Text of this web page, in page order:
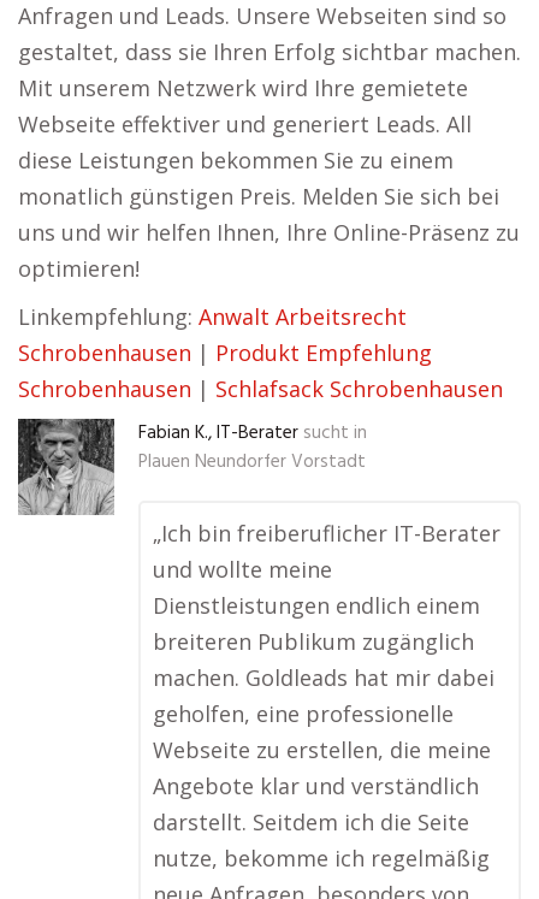
Anfragen und Leads. Unsere Webseiten sind so
gestaltet, dass sie Ihren Erfolg sichtbar machen.
Mit unserem Netzwerk wird Ihre gemietete
Webseite effektiver und generiert Leads. All
diese Leistungen bekommen Sie zu einem
monatlich günstigen Preis. Melden Sie sich bei
uns und wir helfen Ihnen, Ihre Online-Präsenz zu
optimieren!
Linkempfehlung: Anwalt Arbeitsrecht
Schrobenhausen | Produkt Empfehlung
Schrobenhausen | Schlafsack Schrobenhausen
Fabian K., IT-Berater sucht in
Plauen Neundorfer Vorstadt
„Ich bin freiberuflicher IT-Berater
und wollte meine
Dienstleistungen endlich einem
breiteren Publikum zugänglich
machen. Goldleads hat mir dabei
geholfen, eine professionelle
Webseite zu erstellen, die meine
Angebote klar und verständlich
darstellt. Seitdem ich die Seite
nutze, bekomme ich regelmäßig